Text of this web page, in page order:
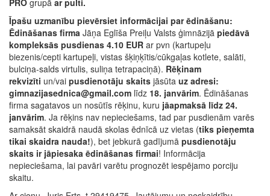
PRO grupā ar pulti.
Īpašu uzmanību pievērsiet informācijai par ēdināšanu:
Ēdināšanas firma Jāņa Eglīša Preiļu Valsts ģimnāzijā piedāvā
kompleksās pusdienas 4.10 EUR ar pvn (kartupeļu
biezenis/cepti kartupeļi, vistas šķiņķītis/cūkgaļas kotlete, salāti,
bulciņa-salds virtulis, suliņa tetrapaciņā). Rēķinam
rekvizīti un/vai pusdienotāju skaits jāsūta uz adresi:
gimnazijasednica@gmail.com līdz 18. janvārim. Ēdināšanas
firma sagatavos un nosūtīs rēķinu, kuru jāapmaksā līdz 24.
janvārim. Ja rēķins nav nepieciešams, tad par pusdienām varēs
samaksāt skaidrā naudā skolas ēdnīcā uz vietas (tiks pieņemta
tikai skaidra nauda!), bet jebkurā gadījumā pusdienotāju
skaits ir jāpiesaka ēdināšanas firmai! Informācija
nepieciešama, lai pavāri varētu prognozēt iespējamo porciju
skaitu.